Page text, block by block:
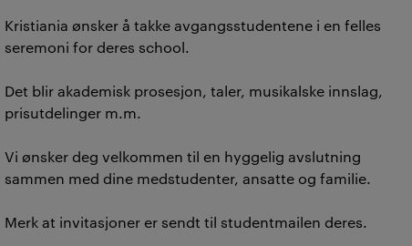
Kristiania ønsker å takke avgangsstudentene i en felles
seremoni for deres school.
Det blir akademisk prosesjon, taler, musikalske innslag,
prisutdelinger m.m.
Vi ønsker deg velkommen til en hyggelig avslutning
sammen med dine medstudenter, ansatte og familie.
Merk at invitasjoner er sendt til studentmailen deres.